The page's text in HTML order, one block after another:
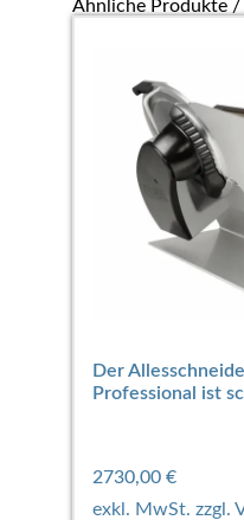
Ähnliche Produkte
Der
Professional ist
2730,00 €